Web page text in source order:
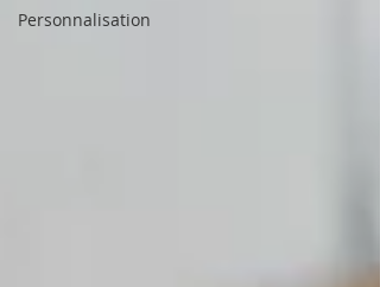
Personnalisation